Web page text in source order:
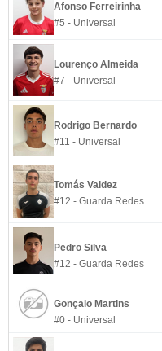
Afonso Ferreirinha
#5 - Universal
Lourenço Almeida
#7 - Universal
Rodrigo Bernardo
#11 - Universal
Tomás Valdez
#12 - Guarda Redes
Pedro Silva
#12 - Guarda Redes
Gonçalo Martins
#0 - Universal